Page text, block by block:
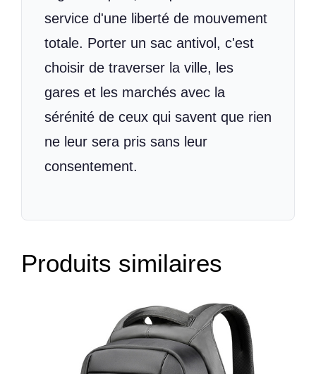
service d'une liberté de mouvement
totale. Porter un sac antivol, c'est
choisir de traverser la ville, les
gares et les marchés avec la
sérénité de ceux qui savent que rien
ne leur sera pris sans leur
consentement.
Produits similaires